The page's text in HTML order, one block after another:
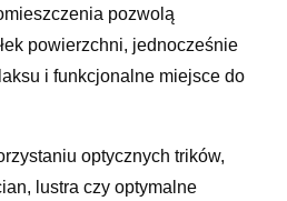
pozwolą
powierzchni, jednocześnie
i funkcjonalne miejsce do
optycznych trików,
lustra czy optymalne